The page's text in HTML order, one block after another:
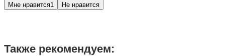
Мне нравится1 Не нравится
Также рекомендуем: